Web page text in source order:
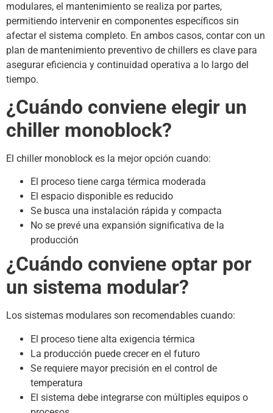
modulares, el mantenimiento se realiza por partes,
permitiendo intervenir en componentes específicos sin
afectar el sistema completo. En ambos casos, contar con un
plan de mantenimiento preventivo de chillers es clave para
asegurar eficiencia y continuidad operativa a lo largo del
tiempo.
¿Cuándo conviene elegir un
chiller monoblock?
El chiller monoblock es la mejor opción cuando:
El proceso tiene carga térmica moderada
El espacio disponible es reducido
Se busca una instalación rápida y compacta
No se prevé una expansión significativa de la
producción
¿Cuándo conviene optar por
un sistema modular?
Los sistemas modulares son recomendables cuando:
El proceso tiene alta exigencia térmica
La producción puede crecer en el futuro
Se requiere mayor precisión en el control de
temperatura
El sistema debe integrarse con múltiples equipos o